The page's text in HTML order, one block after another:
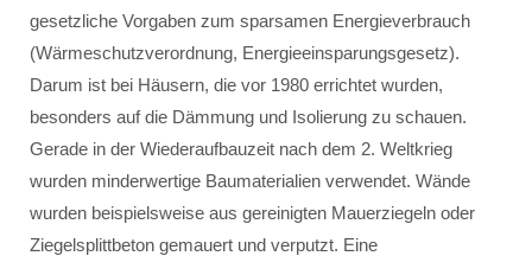
gesetzliche Vorgaben zum sparsamen Energieverbrauch
(Wärmeschutzverordnung, Energieeinsparungsgesetz).
Darum ist bei Häusern, die vor 1980 errichtet wurden,
besonders auf die Dämmung und Isolierung zu schauen.
Gerade in der Wiederaufbauzeit nach dem 2. Weltkrieg
wurden minderwertige Baumaterialien verwendet. Wände
wurden beispielsweise aus gereinigten Mauerziegeln oder
Ziegelsplittbeton gemauert und verputzt. Eine